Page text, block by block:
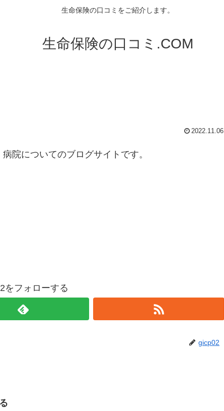
生命保険の口コミをご紹介します。
生命保険の口コミ.COM
2022.11.06
院についてのブログサイトです。
をフォローする
gicp02